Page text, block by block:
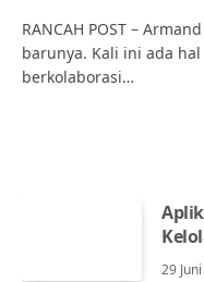
RANCAH POST –
barunya. Kali ini ada
berkolaborasi…
29